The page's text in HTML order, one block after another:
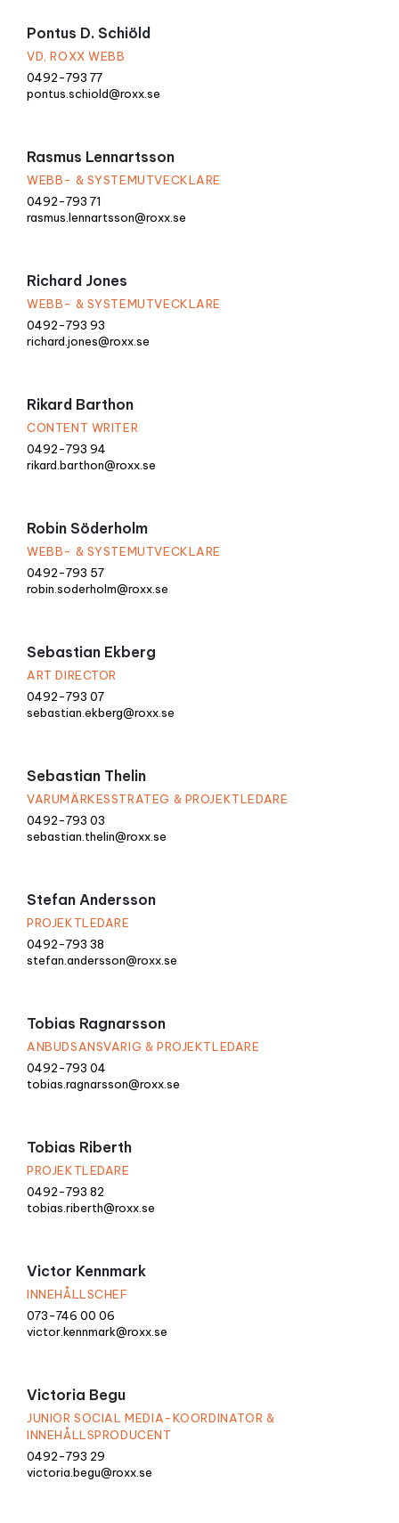
Pontus D. Schiöld
VD, ROXX WEBB
0492-793 77
pontus.schiold@roxx.se
Rasmus Lennartsson
WEBB- & SYSTEMUTVECKLARE
0492-793 71
rasmus.lennartsson@roxx.se
Richard Jones
WEBB- & SYSTEMUTVECKLARE
0492-793 93
richard.jones@roxx.se
Rikard Barthon
CONTENT WRITER
0492-793 94
rikard.barthon@roxx.se
Robin Söderholm
WEBB- & SYSTEMUTVECKLARE
0492-793 57
robin.soderholm@roxx.se
Sebastian Ekberg
ART DIRECTOR
0492-793 07
sebastian.ekberg@roxx.se
Sebastian Thelin
VARUMÄRKESSTRATEG & PROJEKTLEDARE
0492-793 03
sebastian.thelin@roxx.se
Stefan Andersson
PROJEKTLEDARE
0492-793 38
stefan.andersson@roxx.se
Tobias Ragnarsson
ANBUDSANSVARIG & PROJEKTLEDARE
0492-793 04
tobias.ragnarsson@roxx.se
Tobias Riberth
PROJEKTLEDARE
0492-793 82
tobias.riberth@roxx.se
Victor Kennmark
INNEHÅLLSCHEF
073-746 00 06
victor.kennmark@roxx.se
Victoria Begu
JUNIOR SOCIAL MEDIA-KOORDINATOR &
INNEHÅLLSPRODUCENT
0492-793 29
victoria.begu@roxx.se